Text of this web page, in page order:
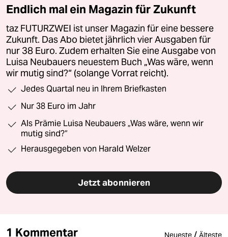
Endlich mal ein Magazin für Zukunft
taz FUTURZWEI ist unser Magazin für eine bessere
Zukunft. Das Abo bietet jährlich vier Ausgaben für
nur 38 Euro. Zudem erhalten Sie eine Ausgabe von
Luisa Neubauers neuestem Buch „Was wäre, wenn
wir mutig sind?“ (solange Vorrat reicht).
Jedes Quartal neu in Ihrem Briefkasten
Nur 38 Euro im Jahr
Als Prämie Luisa Neubauers „Was wäre, wenn wir
mutig sind?“
Herausgegeben von Harald Welzer
Jetzt abonnieren
1 Kommentar Neueste / Älteste